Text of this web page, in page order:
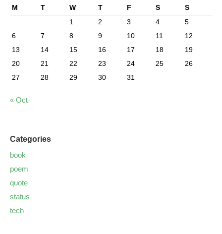
M
T W T F S
S
1
2 3 4
5
6
7 8 9 10 11
12
13
14 15 16 17 18
19
20
21 22 23 24 25
26
27
28 29 30 31
« Oct
Categories
book
poem
quote
status
tech